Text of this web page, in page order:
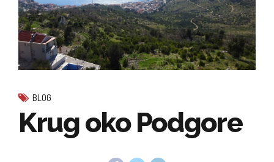
BLOG
Krug oko Podgore